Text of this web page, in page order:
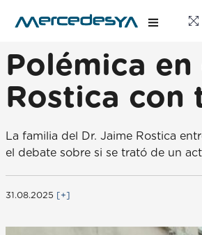
Polémica
Rostica
La familia del Dr. Jaime Rostica
el debate sobre si se trató de un
31.08.2025 [+]